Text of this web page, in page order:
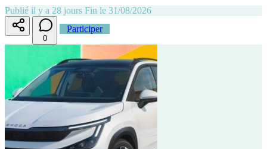
Publié il y a 28 jours Fin le 31/08/2026
0
Participer